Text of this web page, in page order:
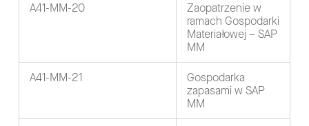
A41-MM-20
Zaopatrzenie w
ramach Gospodarki
Materiałowej – SAP
MM
A41-MM-21
Gospodarka
zapasami w SAP
MM